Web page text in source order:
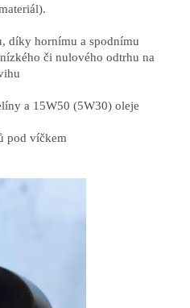
díky hornímu a spodnímu
či nulového odtrhu na
a 15W50 (5W30) oleje
pod víčkem